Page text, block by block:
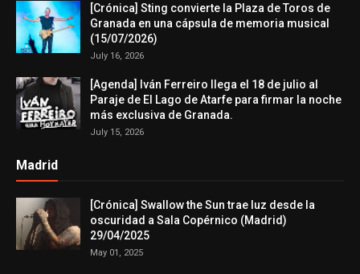
[Crónica] Sting convierte la Plaza de Toros de
Granada en una cápsula de memoria musical
(15/07/2026)
July 16, 2026
[Agenda] Iván Ferreiro llega el 18 de julio al
Paraje de El Lago de Atarfe para firmar la noche
más exclusiva de Granada.
July 15, 2026
Madrid
[Crónica] Swallow the Sun trae luz desde la
oscuridad a Sala Copérnico (Madrid)
29/04/2025
May 01, 2025